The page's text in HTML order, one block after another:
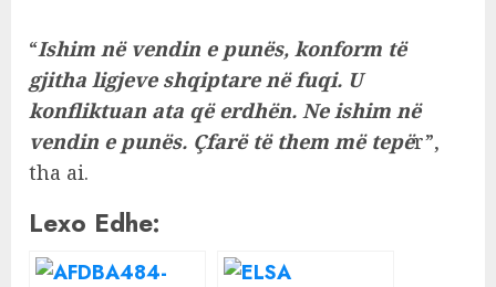
“Ishim në vendin e punës, konform të
gjitha ligjeve shqiptare në fuqi. U
konfliktuan ata që erdhën. Ne ishim në
vendin e punës. Çfarë të them më tepër”,
tha ai.
Lexo Edhe: